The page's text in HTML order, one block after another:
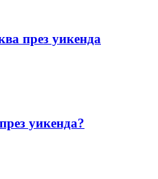
през уикенда
уикенда?